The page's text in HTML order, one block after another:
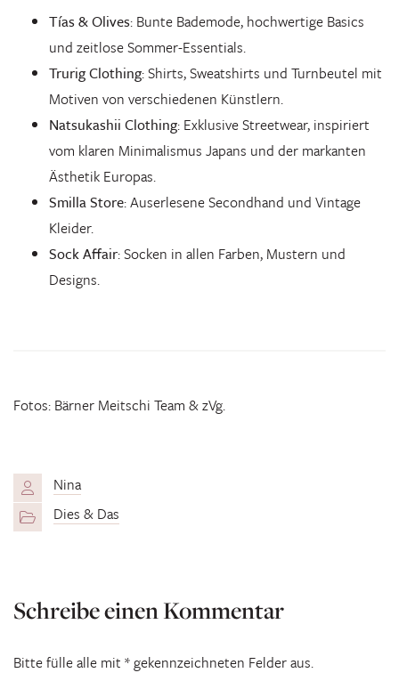
Tías & Olives: Bunte Bademode, hochwertige Basics
und zeitlose Sommer-Essentials.
Trurig Clothing: Shirts, Sweatshirts und Turnbeutel mit
Motiven von verschiedenen Künstlern.
Natsukashii Clothing: Exklusive Streetwear, inspiriert
vom klaren Minimalismus Japans und der markanten
Ästhetik Europas.
Smilla Store: Auserlesene Secondhand und Vintage
Kleider.
Sock Affair: Socken in allen Farben, Mustern und
Designs.
Fotos: Bärner Meitschi Team & zVg.
Nina
Dies & Das
Schreibe einen Kommentar
Bitte fülle alle mit * gekennzeichneten Felder aus.